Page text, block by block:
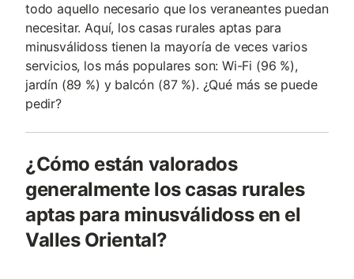
todo aquello necesario que los veraneantes puedan
necesitar. Aquí, los casas rurales aptas para
minusválidoss tienen la mayoría de veces varios
servicios, los más populares son: Wi-Fi (96 %),
jardín (89 %) y balcón (87 %). ¿Qué más se puede
pedir?
¿Cómo están valorados
generalmente los casas rurales
aptas para minusválidoss en el
Valles Oriental?